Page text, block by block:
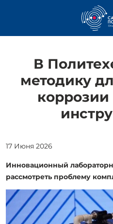
В
методику
коррозии
17 Июня 2026
Инновационный
рассмотреть проблему